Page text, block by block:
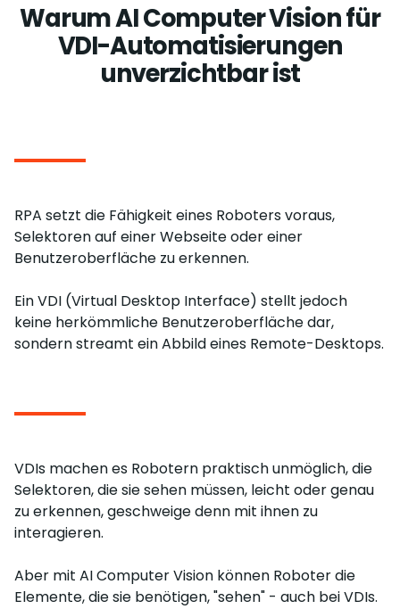
Warum AI Computer Vision für
VDI-Automatisierungen
unverzichtbar ist
RPA setzt die Fähigkeit eines Roboters voraus,
Selektoren auf einer Webseite oder einer
Benutzeroberfläche zu erkennen.
Ein VDI (Virtual Desktop Interface) stellt jedoch
keine herkömmliche Benutzeroberfläche dar,
sondern streamt ein Abbild eines Remote-Desktops.
VDIs machen es Robotern praktisch unmöglich, die
Selektoren, die sie sehen müssen, leicht oder genau
zu erkennen, geschweige denn mit ihnen zu
interagieren.
Aber mit AI Computer Vision können Roboter die
Elemente, die sie benötigen, "sehen" - auch bei VDIs.